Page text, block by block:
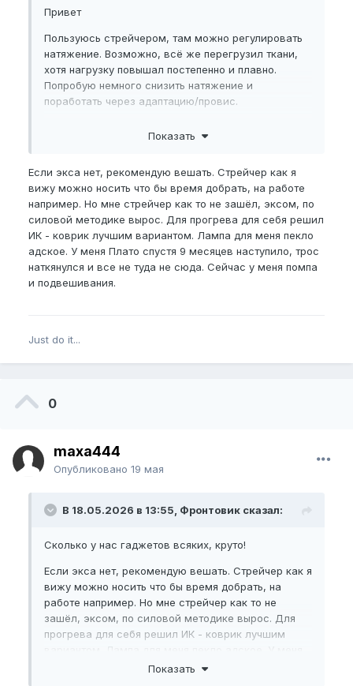
Привет
Пользуюсь стрейчером, там можно регулировать
натяжение. Возможно, всё же перегрузил ткани,
хотя нагрузку повышал постепенно и плавно.
Попробую немного снизить натяжение и
поработать через адаптацию/провис.
убрать его и оставить только стрейчер.
Ты сам сталкивался с таким плато? Помогло
снижение нагрузки и постепенное добавление
натяжения?
И ещё хотел спросить насчёт прогрева — как ты
греешь и чем? Лучше до занятий или во время
тоже?
Привет, нет а надо?
и можешь объяснить пожалуйста зачем?
я новичок в этом деле
Показать
Если экса нет, рекомендую вешать. Стрейчер как я
вижу можно носить что бы время добрать, на работе
например. Но мне стрейчер как то не зашёл, эксом, по
силовой методике вырос. Для прогрева для себя решил
ИК - коврик лучшим вариантом. Лампа для меня пекло
адское. У меня Плато спустя 9 месяцев наступило, трос
наткянулся и все не туда не сюда. Сейчас у меня помпа
и подвешивания.
Just do it...
0
maxa444
Опубликовано 19 мая
В 18.05.2026 в 13:55, Фронтовик сказал:
Сколько у нас гаджетов всяких, круто!
Если экса нет, рекомендую вешать. Стрейчер как я
вижу можно носить что бы время добрать, на
работе например. Но мне стрейчер как то не
зашёл, эксом, по силовой методике вырос. Для
прогрева для себя решил ИК - коврик лучшим
Плато спустя 9 месяцев наступило, трос
Показать